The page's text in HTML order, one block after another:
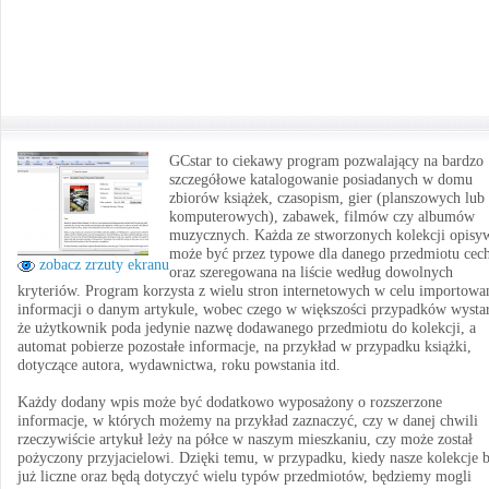
zobacz zrzuty ekranu
GCstar to ciekawy program pozwalający na bardzo
szczegółowe katalogowanie posiadanych w domu
zbiorów książek, czasopism, gier (planszowych lub
komputerowych), zabawek, filmów czy albumów
muzycznych. Każda ze stworzonych kolekcji
może być przez typowe dla danego przedmiotu
oraz szeregowana na liście według dowolnych
kryteriów. Program korzysta z wielu stron internetowych w celu
informacji o danym artykule, wobec czego w większości przypadków
że użytkownik poda jedynie nazwę dodawanego przedmiotu do kolekcji, a
automat pobierze pozostałe informacje, na przykład w przypadku książki,
dotyczące autora, wydawnictwa, roku powstania itd.
Każdy dodany wpis może być dodatkowo wyposażony o rozszerzone
informacje, w których możemy na przykład zaznaczyć, czy w danej chwili
rzeczywiście artykuł leży na półce w naszym mieszkaniu, czy może został
pożyczony przyjacielowi. Dzięki temu, w przypadku, kiedy nasze kolekcje
już liczne oraz będą dotyczyć wielu typów przedmiotów, będziemy mogli